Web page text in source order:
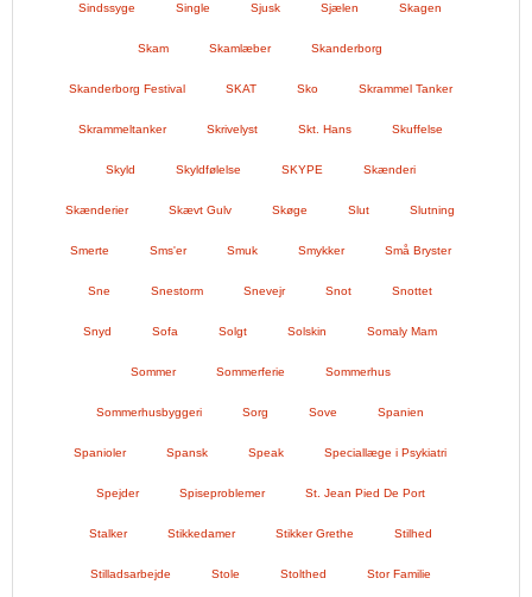
Sindssyge Single Sjusk Sjælen Skagen
Skam Skamlæber Skanderborg
Skanderborg Festival SKAT Sko Skrammel Tanker
Skrammeltanker Skrivelyst Skt. Hans Skuffelse
Skyld Skyldfølelse SKYPE Skænderi
Skænderier Skævt Gulv Skøge Slut Slutning
Smerte Sms'er Smuk Smykker Små Bryster
Sne Snestorm Snevejr Snot Snottet
Snyd Sofa Solgt Solskin Somaly Mam
Sommer Sommerferie Sommerhus
Sommerhusbyggeri Sorg Sove Spanien
Spanioler Spansk Speak Speciallæge i Psykiatri
Spejder Spiseproblemer St. Jean Pied De Port
Stalker Stikkedamer Stikker Grethe Stilhed
Stilladsarbejde Stole Stolthed Stor Familie